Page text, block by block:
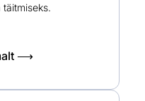
täitmiseks.
⟶